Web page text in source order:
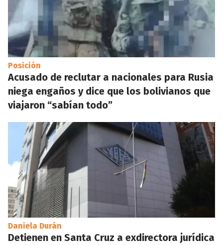
Posición
Acusado de reclutar a nacionales para Rusia
niega engaños y dice que los bolivianos que
viajaron “sabían todo”
Daniela Durán
Detienen en Santa Cruz a exdirectora jurídica